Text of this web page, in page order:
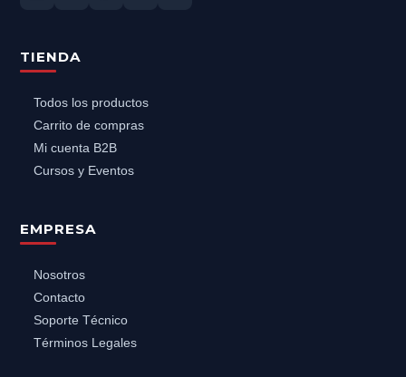
TIENDA
Todos los productos
Carrito de compras
Mi cuenta B2B
Cursos y Eventos
EMPRESA
Nosotros
Contacto
Soporte Técnico
Términos Legales